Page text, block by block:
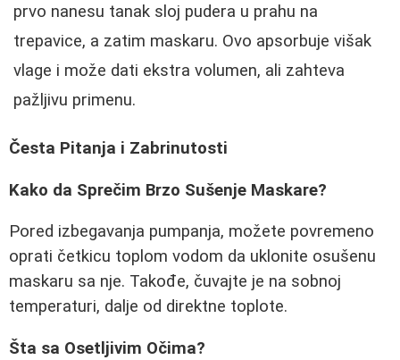
prvo nanesu tanak sloj pudera u prahu na
trepavice, a zatim maskaru. Ovo apsorbuje višak
vlage i može dati ekstra volumen, ali zahteva
pažljivu primenu.
Česta Pitanja i Zabrinutosti
Kako da Sprečim Brzo Sušenje Maskare?
Pored izbegavanja pumpanja, možete povremeno
oprati četkicu toplom vodom da uklonite osušenu
maskaru sa nje. Takođe, čuvajte je na sobnoj
temperaturi, dalje od direktne toplote.
Šta sa Osetljivim Očima?